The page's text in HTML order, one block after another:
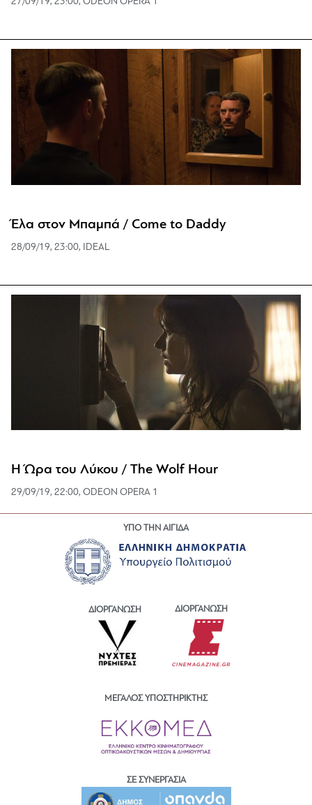
Έλα στον Μπαμπά / Come to Daddy
28/09/19, 23:00, IDEAL
Η Ώρα του Λύκου / The Wolf Hour
29/09/19, 22:00, ODEON OPERA 1
ΥΠΟ ΤΗΝ ΑΙΓΙΔΑ
ΔΙΟΡΓΑΝΩΣΗ ΔΙΟΡΓΑΝΩΣΗ
ΜΕΓΑΛΟΣ ΥΠΟΣΤΗΡΙΚΤΗΣ
ΣΕ ΣΥΝΕΡΓΑΣΙΑ